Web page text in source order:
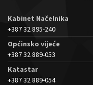
Kabinet Načelnika
+387 32 895-240
Općinsko vijeće
+387 32 889-053
Katastar
+387 32 889-054